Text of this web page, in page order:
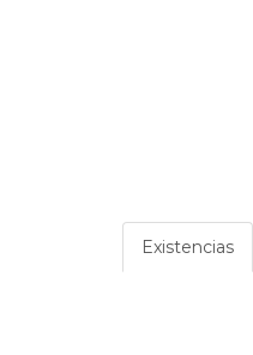
Existencias